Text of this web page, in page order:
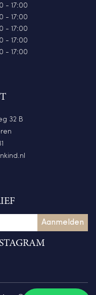
- 17:00
- 17:00
- 17:00
- 17:00
- 17:00
32 B